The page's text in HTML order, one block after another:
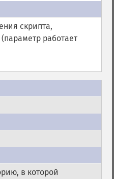
скрипта,
(параметр работает
в которой